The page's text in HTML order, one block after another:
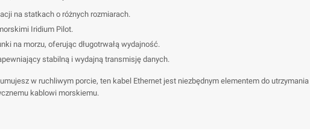
na statkach o różnych rozmiarach.
Iridium Pilot.
na morzu, oferując długotrwałą wydajność.
stabilną i wydajną transmisję danych.
w ruchliwym porcie, ten kabel Ethernet jest niezbędnym elementem do
kablowi morskiemu.